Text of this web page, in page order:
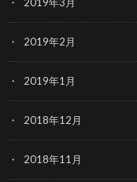
2019年2月
2019年1月
2018年12月
2018年11月